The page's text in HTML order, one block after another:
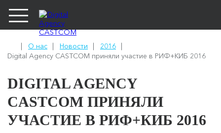
О нас Новости
2016
Digital Agency CASTCOM приняли участие в РИФ+КИБ 2016
DIGITAL AGENCY
CASTCOM ПРИНЯЛИ
УЧАСТИЕ В РИФ+КИБ 2016